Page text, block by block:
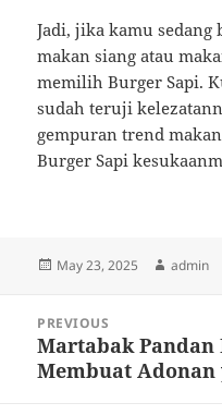
Jadi, jika kamu
makan siang atau
memilih Burger Sapi.
sudah teruji
gempuran trend
Burger Sapi
Posted
May 23, 2025 Author
admin
navigation
PREVIOUS
Previous
post:
Martabak Pandan
Membuat Adonan